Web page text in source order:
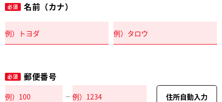
必須 名前（カナ）
必須 郵便番号
住所自動入力